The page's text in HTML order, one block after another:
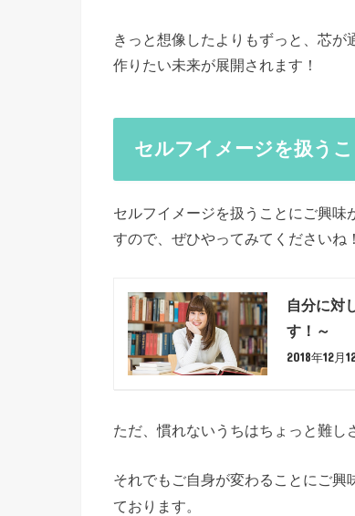
きっと想像したよりもずっと、芯
作りたい未来が展開されます！
セルフイメージを扱うこ
セルフイメージを扱うことにご興味
すので、ぜひやってみてくださいね
自分に対
す！～
2018年12月
ただ、慣れないうちはちょっと難し
それでもご自身が変わることにご興
ております。